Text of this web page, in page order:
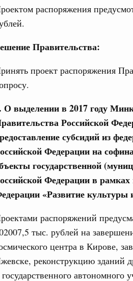
распоряжения
Правительства:
проект распоряжения
О выделении в 2017 году
Российской
субсидий из
Федерации на
государственной
Федерации в
«Развитие культуры
распоряжений
тыс. рублей на
центра в Кирове,
реконструкцию зданий
автономного
законов.
(2026 год,
19 марта, четверг
(2026 год, №9)
12 марта, четверг
(2026 год, №8)
законов, бюджетные
5 марта, четверг